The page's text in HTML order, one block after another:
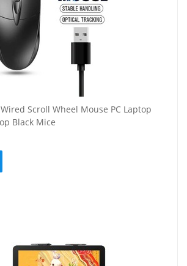
Scroll Wheel Mouse PC Laptop
Black Mice